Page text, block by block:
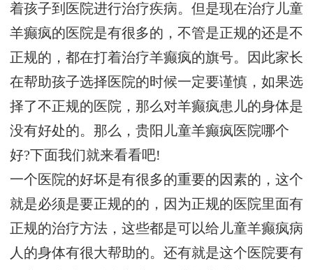
着孩子到医院进行治疗疾病。但是现在治疗儿童
羊癫疯的医院是有很多的，不管是正规的还是不
正规的，都在打着治疗羊癫疯的旗号。因此家长
在帮助孩子选择医院的时候一定要谨慎，如果选
择了不正规的医院，那么对羊癫疯患儿的身体是
没有好处的。那么，贵阳儿童羊癫疯医院哪个
好?下面我们就来看看吧!
一个医院的好坏是有很多的重要的因素的，这个
就是必须是要正规的的，因为正规的医院里面有
正规的治疗方法，这些都是可以给儿童羊癫疯病
人的身体有很大帮助的。还有就是这个医院要有